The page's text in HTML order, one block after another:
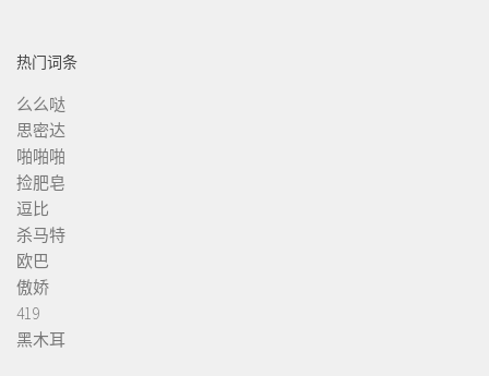
热门词条
么么哒
思密达
啪啪啪
捡肥皂
逗比
杀马特
欧巴
傲娇
419
黑木耳